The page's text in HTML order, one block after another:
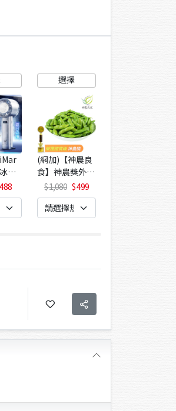
鎮
風
488
(網加)【神農良
食】神農獎外銷
等級毛豆x6包
(原味/薄鹽 2口
味任選-400g/
包)
1,080 499